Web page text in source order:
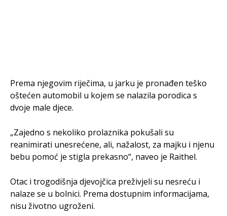
Prema njegovim riječima, u jarku je pronađen teško
oštećen automobil u kojem se nalazila porodica s
dvoje male djece.
„Zajedno s nekoliko prolaznika pokušali su
reanimirati unesrećene, ali, nažalost, za majku i njenu
bebu pomoć je stigla prekasno“, naveo je Raithel.
Otac i trogodišnja djevojčica preživjeli su nesreću i
nalaze se u bolnici. Prema dostupnim informacijama,
nisu životno ugroženi.